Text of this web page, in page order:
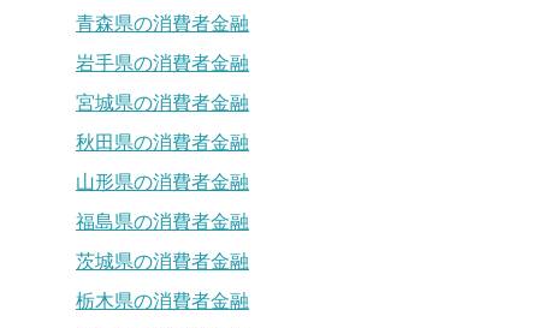
青森県の消費者金融
岩手県の消費者金融
宮城県の消費者金融
秋田県の消費者金融
山形県の消費者金融
福島県の消費者金融
茨城県の消費者金融
栃木県の消費者金融